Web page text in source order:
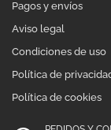
Pagos y envíos
Aviso legal
Condiciones de uso
Política de
Política de cookies